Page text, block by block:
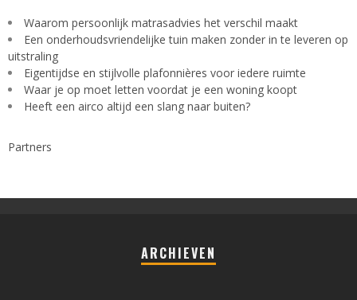
Waarom persoonlijk matrasadvies het verschil maakt
Een onderhoudsvriendelijke tuin maken zonder in te leveren op
uitstraling
Eigentijdse en stijlvolle plafonnières voor iedere ruimte
Waar je op moet letten voordat je een woning koopt
Heeft een airco altijd een slang naar buiten?
Partners
ARCHIEVEN